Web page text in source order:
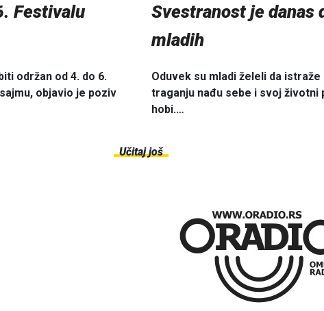
Festivalu
održan od 4. do 6.
objavio je poziv
Svestranost je danas
mladih
Oduvek su mladi želeli da
traganju nađu sebe i svoj životni
hobi.…
Učitaj još